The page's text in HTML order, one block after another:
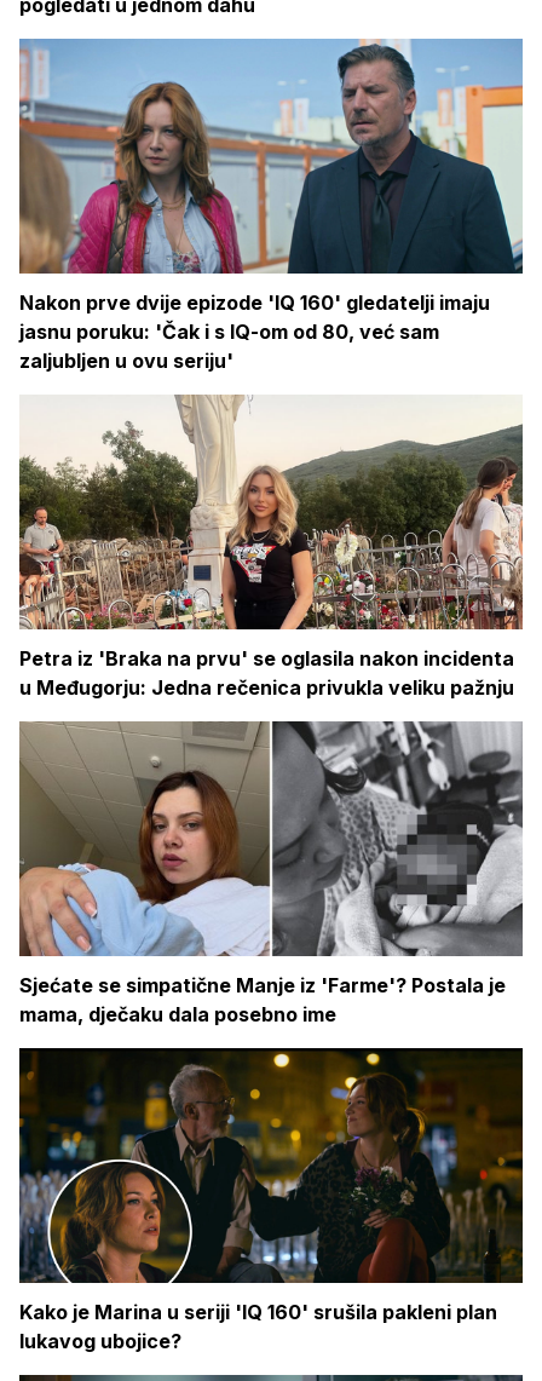
Nakon prve dvije epizode 'IQ 160' gledatelji imaju
jasnu poruku: 'Čak i s IQ-om od 80, već sam
zaljubljen u ovu seriju'
Petra iz 'Braka na prvu' se oglasila nakon incidenta
u Međugorju: Jedna rečenica privukla veliku pažnju
Sjećate se simpatične Manje iz 'Farme'? Postala je
mama, dječaku dala posebno ime
Kako je Marina u seriji 'IQ 160' srušila pakleni plan
lukavog ubojice?